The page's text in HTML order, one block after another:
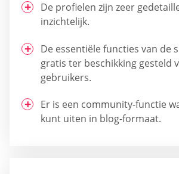
De profielen zijn zeer
inzichtelijk.
De essentiële functies van de
gratis ter beschikking gesteld
gebruikers.
Er is een community-functie
kunt uiten in blog-formaat.